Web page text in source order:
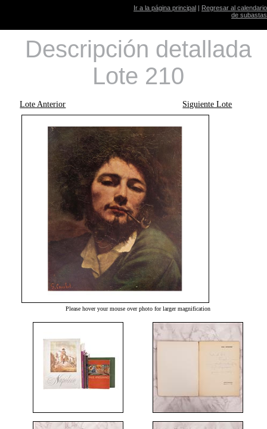
Ir a la página principal | Regresar al calendario
de subastas
Descripción detallada
Lote 210
Lote Anterior Siguiente Lote
Please hover your mouse over photo for larger magnification